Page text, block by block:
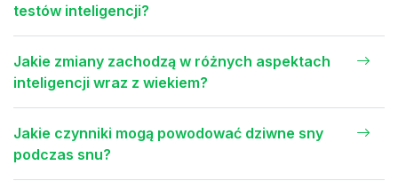
testów inteligencji?
Jakie zmiany zachodzą w różnych aspektach
inteligencji wraz z wiekiem?
Jakie czynniki mogą powodować dziwne sny
podczas snu?